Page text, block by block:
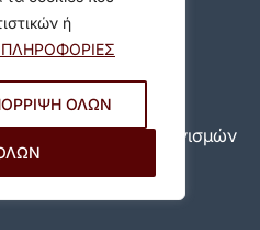
ή
ΟΛΩΝ
Δεδομένων
cookies και των μηχανισμών